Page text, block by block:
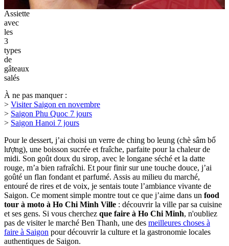
Assiette
avec
les
3
types
de
gâteaux
salés
À ne pas manquer :
> Visiter Saigon en novembre
> Saigon Phu Quoc 7 jours
> Saigon Hanoi 7 jours
Pour le dessert, j’ai choisi un verre de ching bo leung (chè sâm bổ
lượng), une boisson sucrée et fraîche, parfaite pour la chaleur de
midi. Son goût doux du sirop, avec le longane séché et la datte
rouge, m’a bien rafraîchi. Et pour finir sur une touche douce, j’ai
goûté un flan fondant et parfumé. Assis au milieu du marché,
entouré de rires et de voix, je sentais toute l’ambiance vivante de
Saigon. Ce moment simple montre tout ce que j’aime dans un food
tour à moto à Ho Chi Minh Ville : découvrir la ville par sa cuisine
et ses gens. Si vous cherchez que faire à Ho Chi Minh, n'oubliez
pas de visiter le marché Ben Thanh, une des meilleures choses à
faire à Saigon pour découvrir la culture et la gastronomie locales
authentiques de Saigon.